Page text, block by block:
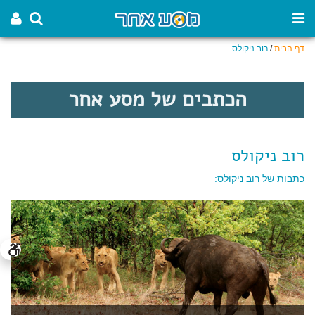
דף הבית/ רוב ניקולס
הכתבים של מסע אחר
רוב ניקולס
כתבות של רוב ניקולס: